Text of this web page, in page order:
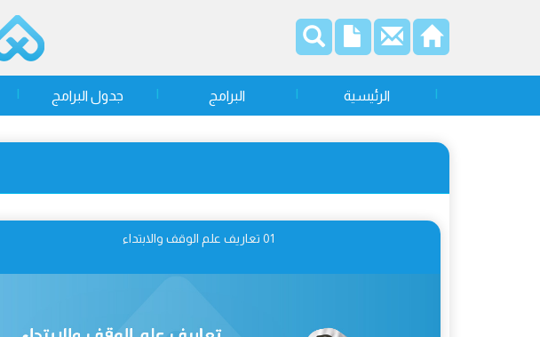
الرئيسية البرامج جدول البرامج
01 تعاريف علم الوقف والابتداء